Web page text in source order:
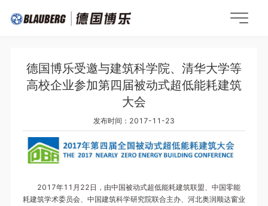
德国博乐受邀与建筑科学院、清华大学等
高校企业参加第四届被动式超低能耗建筑
大会
发布时间：2017-11-23
2017年11月22日，由中国被动式超低能耗建筑联盟、中国零能
耗建筑学术委员会、中国建筑科学研究院联合主办、河北奥润顺达窗业